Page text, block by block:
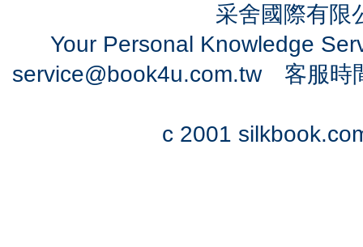
采舍國際有
Your Personal Knowledge
service@book4u.com.tw客服時
c 2001